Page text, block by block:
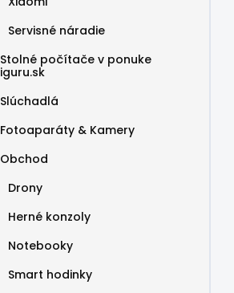
Servisné náradie
Stolné počítače v ponuke
iguru.sk
Slúchadlá
Fotoaparáty & Kamery
Obchod
Drony
Herné konzoly
Notebooky
Smart hodinky